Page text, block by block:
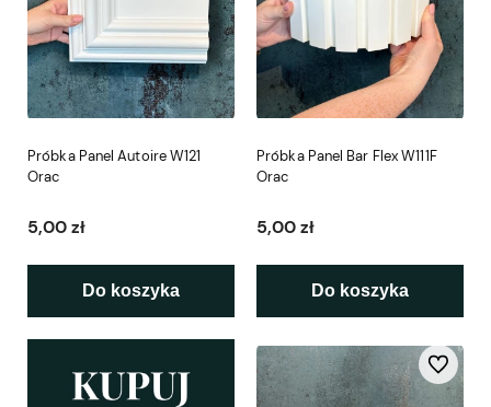
Próbka Panel Autoire W121
Orac
5,00 zł
Do koszyka
Próbka Panel Bar Flex W111F
Orac
5,00 zł
Do koszyka
Do